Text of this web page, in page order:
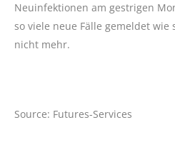
Neuinfektionen am gestrigen
so viele neue Fälle gemeldet
nicht mehr.
Source: Futures-Services